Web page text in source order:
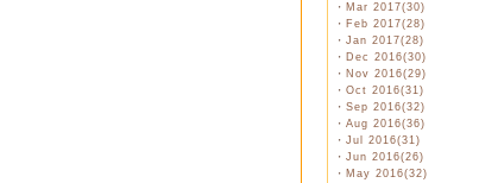
・ Mar 2017(30)
・ Feb 2017(28)
・ Jan 2017(28)
・ Dec 2016(30)
・ Nov 2016(29)
・ Oct 2016(31)
・ Sep 2016(32)
・ Aug 2016(36)
・ Jul 2016(31)
・ Jun 2016(26)
・ May 2016(32)